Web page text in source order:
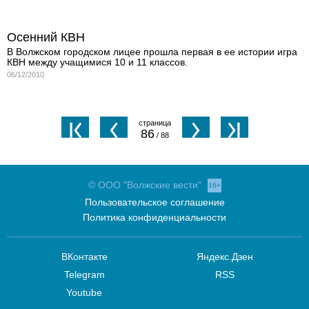
Осенний КВН
В Волжском городском лицее прошла первая в ее истории игра
КВН между учащимися 10 и 11 классов.
06/12/2010
86/ 88
© ООО "Волжские вести" 16+
Пользовательское соглашение
Политика конфиденциальности
ВКонтакте
Telegram
Youtube
Яндекс.Дзен
RSS